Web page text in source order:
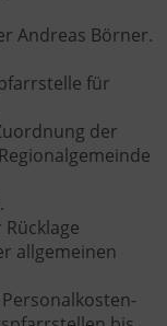
Andreas Börner.
für
der
allgemeinen